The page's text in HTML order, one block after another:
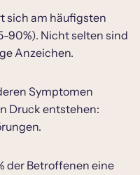
sich am häufigsten
90%). Nicht selten sind
Anzeichen.
Symptomen
Druck entstehen:
der Betroffenen eine